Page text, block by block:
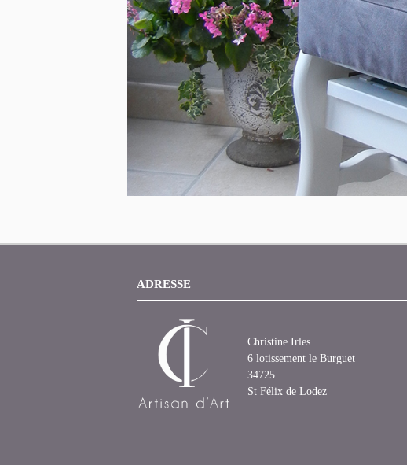
ADRESSE
Christine Irles
6 lotissement le Burguet
34725
St Félix de Lodez